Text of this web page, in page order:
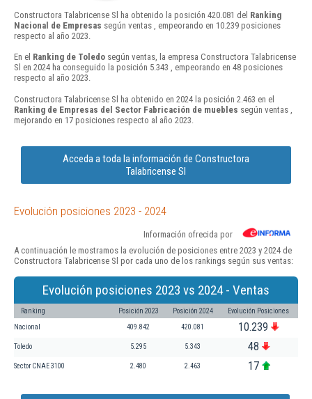
Constructora Talabricense Sl ha obtenido la posición 420.081 del Ranking
Nacional de Empresas según ventas , empeorando en 10.239 posiciones
respecto al año 2023.
En el Ranking de Toledo según ventas, la empresa Constructora Talabricense
Sl en 2024 ha conseguido la posición 5.343 , empeorando en 48 posiciones
respecto al año 2023.
Constructora Talabricense Sl ha obtenido en 2024 la posición 2.463 en el
Ranking de Empresas del Sector Fabricación de muebles según ventas ,
mejorando en 17 posiciones respecto al año 2023.
Acceda a toda la información de Constructora
Talabricense Sl
Evolución posiciones 2023 - 2024
Información ofrecida por
A continuación le mostramos la evolución de posiciones entre 2023 y 2024 de
Constructora Talabricense Sl por cada uno de los rankings según sus ventas:
Evolución posiciones 2023 vs 2024 - Ventas
Ranking Posición 2023 Posición 2024 Evolución Posiciones
Nacional 409.842 420.081 10.239
Toledo 5.295 5.343 48
Sector CNAE 3100 2.480 2.463 17